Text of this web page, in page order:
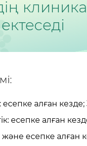
клиника
есепке алған
есепке алған
есепке алған